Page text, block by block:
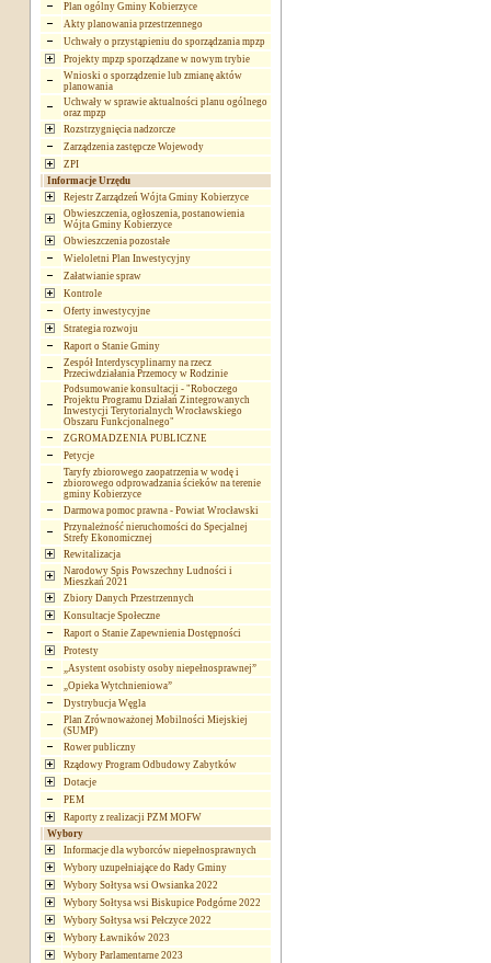
Plan ogólny Gminy Kobierzyce
Akty planowania przestrzennego
Uchwały o przystąpieniu do sporządzania mpzp
Projekty mpzp sporządzane w nowym trybie
Wnioski o sporządzenie lub zmianę aktów
planowania
Uchwały w sprawie aktualności planu ogólnego
oraz mpzp
Rozstrzygnięcia nadzorcze
Zarządzenia zastępcze Wojewody
ZPI
Informacje Urzędu
Rejestr Zarządzeń Wójta Gminy Kobierzyce
Obwieszczenia, ogłoszenia, postanowienia
Wójta Gminy Kobierzyce
Obwieszczenia pozostałe
Wieloletni Plan Inwestycyjny
Załatwianie spraw
Kontrole
Oferty inwestycyjne
Strategia rozwoju
Raport o Stanie Gminy
Zespół Interdyscyplinarny na rzecz
Przeciwdziałania Przemocy w Rodzinie
Podsumowanie konsultacji - "Roboczego
Projektu Programu Działań Zintegrowanych
Inwestycji Terytorialnych Wrocławskiego
Obszaru Funkcjonalnego"
ZGROMADZENIA PUBLICZNE
Petycje
Taryfy zbiorowego zaopatrzenia w wodę i
zbiorowego odprowadzania ścieków na terenie
gminy Kobierzyce
Darmowa pomoc prawna - Powiat Wrocławski
Przynależność nieruchomości do Specjalnej
Strefy Ekonomicznej
Rewitalizacja
Narodowy Spis Powszechny Ludności i
Mieszkań 2021
Zbiory Danych Przestrzennych
Konsultacje Społeczne
Raport o Stanie Zapewnienia Dostępności
Protesty
„Asystent osobisty osoby niepełnosprawnej”
„Opieka Wytchnieniowa”
Dystrybucja Węgla
Plan Zrównoważonej Mobilności Miejskiej
(SUMP)
Rower publiczny
Rządowy Program Odbudowy Zabytków
Dotacje
PEM
Raporty z realizacji PZM MOFW
Wybory
Informacje dla wyborców niepełnosprawnych
Wybory uzupełniające do Rady Gminy
Wybory Sołtysa wsi Owsianka 2022
Wybory Sołtysa wsi Biskupice Podgórne 2022
Wybory Sołtysa wsi Pełczyce 2022
Wybory Ławników 2023
Wybory Parlamentarne 2023